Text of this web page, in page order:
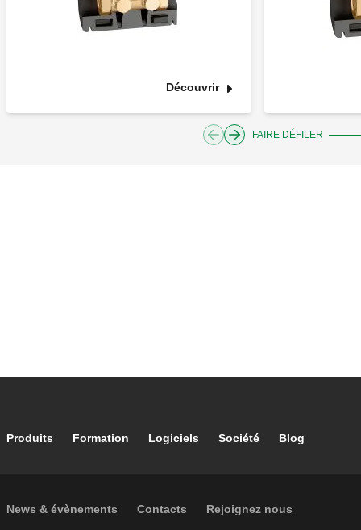
Découvrir
FAIRE DÉFILER
Footer main navigation
Produits Formation Logiciels Société Blog
Footer secondary navigation
News & évènements Contacts Rejoignez nous